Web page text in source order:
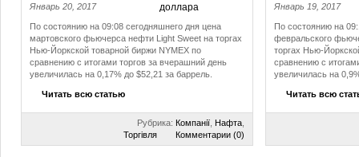
Январь 20, 2017
По состоянию на 09:08 сегодняшнего дня цена
мартовского фьючерса нефти Light Sweet на торгах
Нью-Йоркской товарной биржи NYMEX по
сравнению с итогами торгов за вчерашний день
увеличилась на 0,17% до $52,21 за баррель.
Читать всю статью
Рубрика: Компанії Нафта
Торгівля
Комментарии (0)
Январь 19, 2017
По состоянию на
февральского
торгах Нью-
сравнению с
увеличилась на
Читать всю